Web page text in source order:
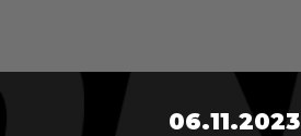
06.11.2023